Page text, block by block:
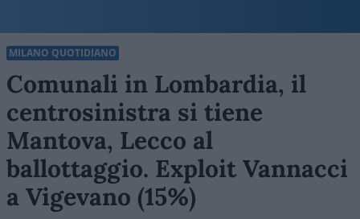
MILANO QUOTIDIANO
Comunali in Lombardia, il
centrosinistra si tiene
Mantova, Lecco al
ballottaggio. Exploit Vannacci
a Vigevano (15%)